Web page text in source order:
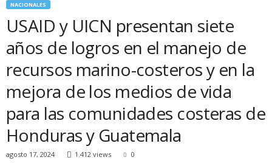
NACIONALES
USAID y UICN presentan siete
años de logros en el manejo de
recursos marino-costeros y en la
mejora de los medios de vida
para las comunidades costeras de
Honduras y Guatemala
agosto 17, 2024 1.412 views 0